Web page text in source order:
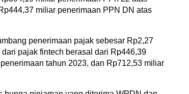
miliar penerimaan PPN DN atas
penerimaan pajak sebesar Rp2,27
pajak fintech berasal dari Rp446,39
tahun 2023, dan Rp712,53 miliar